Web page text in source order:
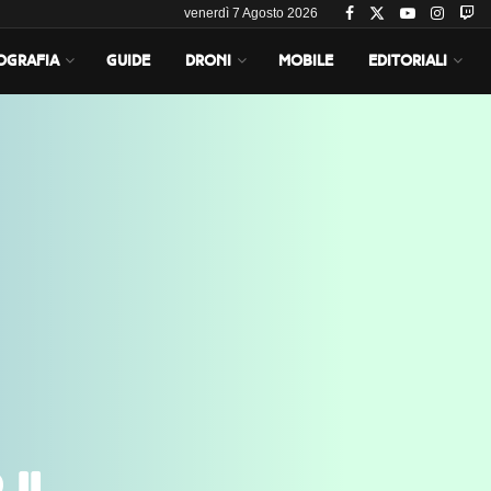
venerdì 7 Agosto 2026
GUIDE DRONI MOBILE EDITORIALI